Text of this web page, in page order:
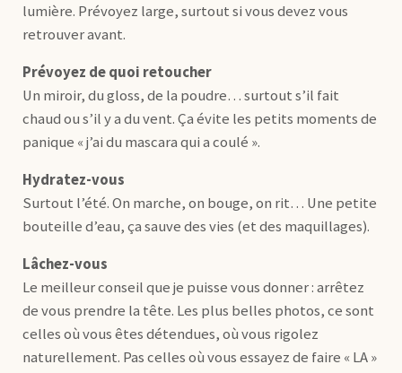
lumière. Prévoyez large, surtout si vous devez vous
retrouver avant.
Prévoyez de quoi retoucher
Un miroir, du gloss, de la poudre… surtout s’il fait
chaud ou s’il y a du vent. Ça évite les petits moments de
panique « j’ai du mascara qui a coulé ».
Hydratez-vous
Surtout l’été. On marche, on bouge, on rit… Une petite
bouteille d’eau, ça sauve des vies (et des maquillages).
Lâchez-vous
Le meilleur conseil que je puisse vous donner : arrêtez
de vous prendre la tête. Les plus belles photos, ce sont
celles où vous êtes détendues, où vous rigolez
naturellement. Pas celles où vous essayez de faire « LA »